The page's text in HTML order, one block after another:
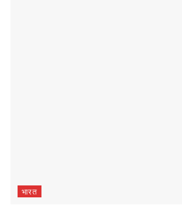
भारत